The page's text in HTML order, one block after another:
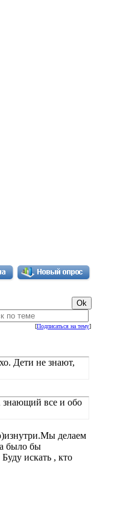
[Подписаться на тему]
Дети не знают,
знающий все и обо
делаем
а было бы
искать , кто